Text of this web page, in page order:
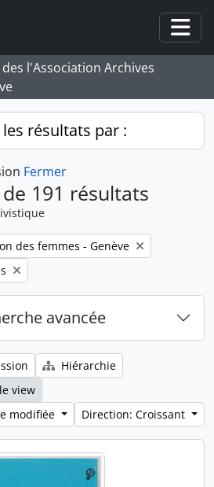
l'Association Archives
résultats par :
Fermer
191 résultats
des femmes - Genève
avancée
Hiérarchie
view
modifiée
Direction: Croissant